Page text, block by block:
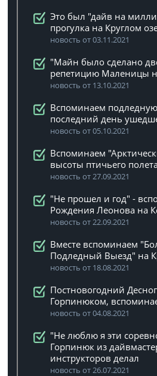
Это был "дайв на
прогулка на Круглом
новость от 03.11.2021
"Майн было сделано
репетицию Маленицы
новость от 13.10.2021
Вспоминаем
последний день
новость от 05.10.2021
Вспоминаем
высоты птичьего
новость от 27.09.2021
"Не прошел и год" -
Рождения Леонова на
новость от 22.09.2021
Вместе вспоминаем
Подледный Выезд" на
новость от 18.08.2021
Постновогодний
Горпинюком,
новость от 04.08.2021
"Не люблю я эти
Горпинюк из
инструкторов делал
новость от 26.07.2021